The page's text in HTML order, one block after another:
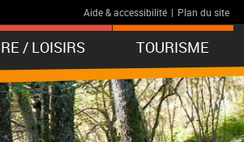
Aide & accessibilité | Plan du site
/ LOISIRS TOURISME